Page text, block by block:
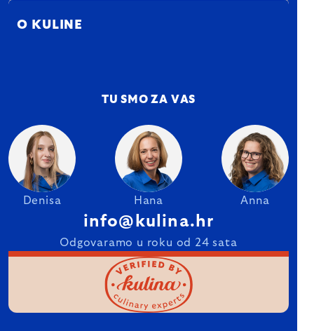
O KULINE
TU SMO ZA VAS
Denisa Hana Anna
info@kulina.hr
Odgovaramo u roku od 24 sata